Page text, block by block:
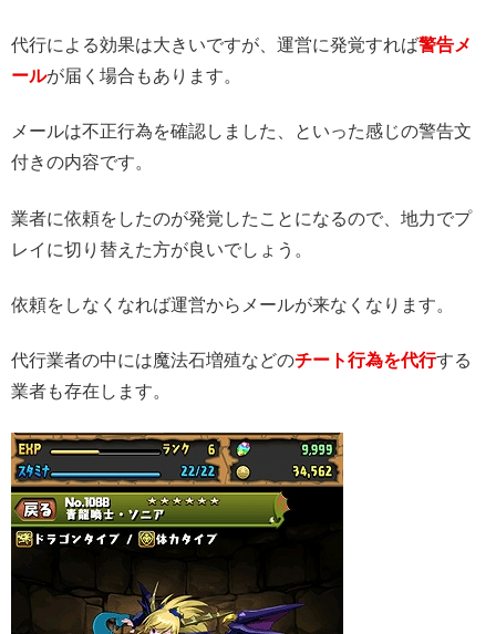
代行による効果は大きいですが、運営に発覚すれば警告メ
ールが届く場合もあります。
メールは不正行為を確認しました、といった感じの警告文
付きの内容です。
業者に依頼をしたのが発覚したことになるので、地力でプ
レイに切り替えた方が良いでしょう。
依頼をしなくなれば運営からメールが来なくなります。
代行業者の中には魔法石増殖などのチート行為を代行する
業者も存在します。